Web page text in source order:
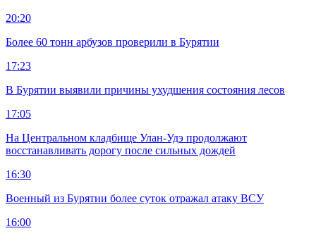
20:20
Более 60 тонн арбузов проверили в Бурятии
17:23
В Бурятии выявили причины ухудшения состояния лесов
17:05
На Центральном кладбище Улан-Удэ продолжают
восстанавливать дорогу после сильных дождей
16:30
Военный из Бурятии более суток отражал атаку ВСУ
16:00